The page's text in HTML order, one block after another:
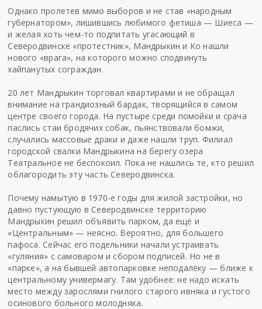
Однако пролетев мимо выборов и не став «народным
губернатором», лишившись любимого фетиша — Шиеса —
и желая хоть чем-то подпитать угасающий в
Северодвинске «протестник», Мандрыкин и Ко нашли
нового «врага», на которого можно сподвинуть
хайпанутых сограждан.
20 лет Мандрыкин торговал квартирами и не обращал
внимание на грандиозный бардак, творящийся в самом
центре своего города. На пустыре среди помойки и срача
паслись стаи бродячих собак, пьянствовали бомжи,
случались массовые драки и даже нашли труп. Филиал
городской свалки Мандрыкина на берегу озера
Театральное не беспокоил. Пока не нашлись те, кто решил
облагородить эту часть Северодвинска.
Почему намытую в 1970-е годы для жилой застройки, но
давно пустующую в Северодвинске территорию
Мандрыкин решил объявить парком, да ещё и
«Центральным» — неясно. Вероятно, для большего
пафоса. Сейчас его подельники начали устраивать
«гуляния» с самоваром и сбором подписей. Но не в
«парке», а на бывшей автопарковке неподалёку — ближе к
центральному универмагу. Там удобнее: не надо искать
место между зарослями гнилого старого ивняка и густого
осинового больного молодняка.